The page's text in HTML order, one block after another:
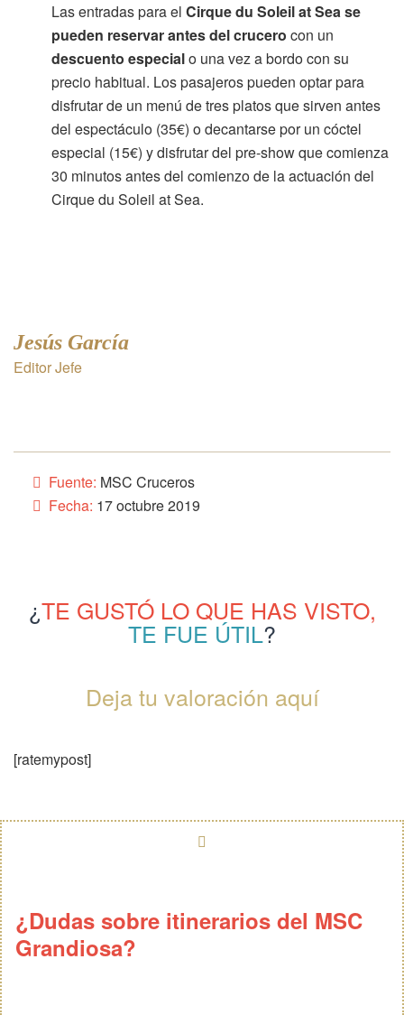
Las entradas para el Cirque du Soleil at Sea se
pueden reservar antes del crucero con un
descuento especialo una vez a bordo con su
precio habitual. Los pasajeros pueden optar para
disfrutar de un menú de tres platos que sirven antes
del espectáculo (35€) o decantarse por un cóctel
especial (15€) y disfrutar del pre-show que comienza
30 minutos antes del comienzo de la actuación del
Cirque du Soleil at Sea.
Jesús García
Editor Jefe
Fuente: MSC Cruceros
Fecha: 17 octubre 2019
¿TE GUSTÓ LO QUE HAS VISTO,
TE FUE ÚTIL?
Deja tu valoración aquí
[ratemypost]
¿Dudas sobre itinerarios del MSC
Grandiosa?